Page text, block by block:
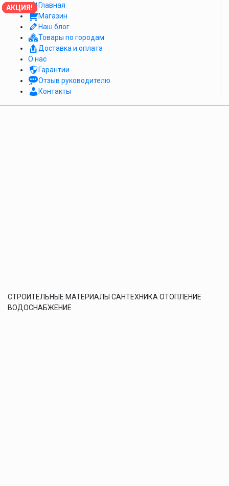
Главная
Магазин
Наш блог
Товары по городам
Доставка и оплата
О нас
Гарантии
Отзыв руководителю
Контакты
СТРОИТЕЛЬНЫЕ МАТЕРИАЛЫ САНТЕХНИКА ОТОПЛЕНИЕ
ВОДОСНАБЖЕНИЕ
АКЦИЯ!
АКЦИЯ!
АКЦИЯ!
АКЦИЯ!
АКЦИЯ!
АКЦИЯ!
АКЦИЯ!
АКЦИЯ!
АКЦИЯ!